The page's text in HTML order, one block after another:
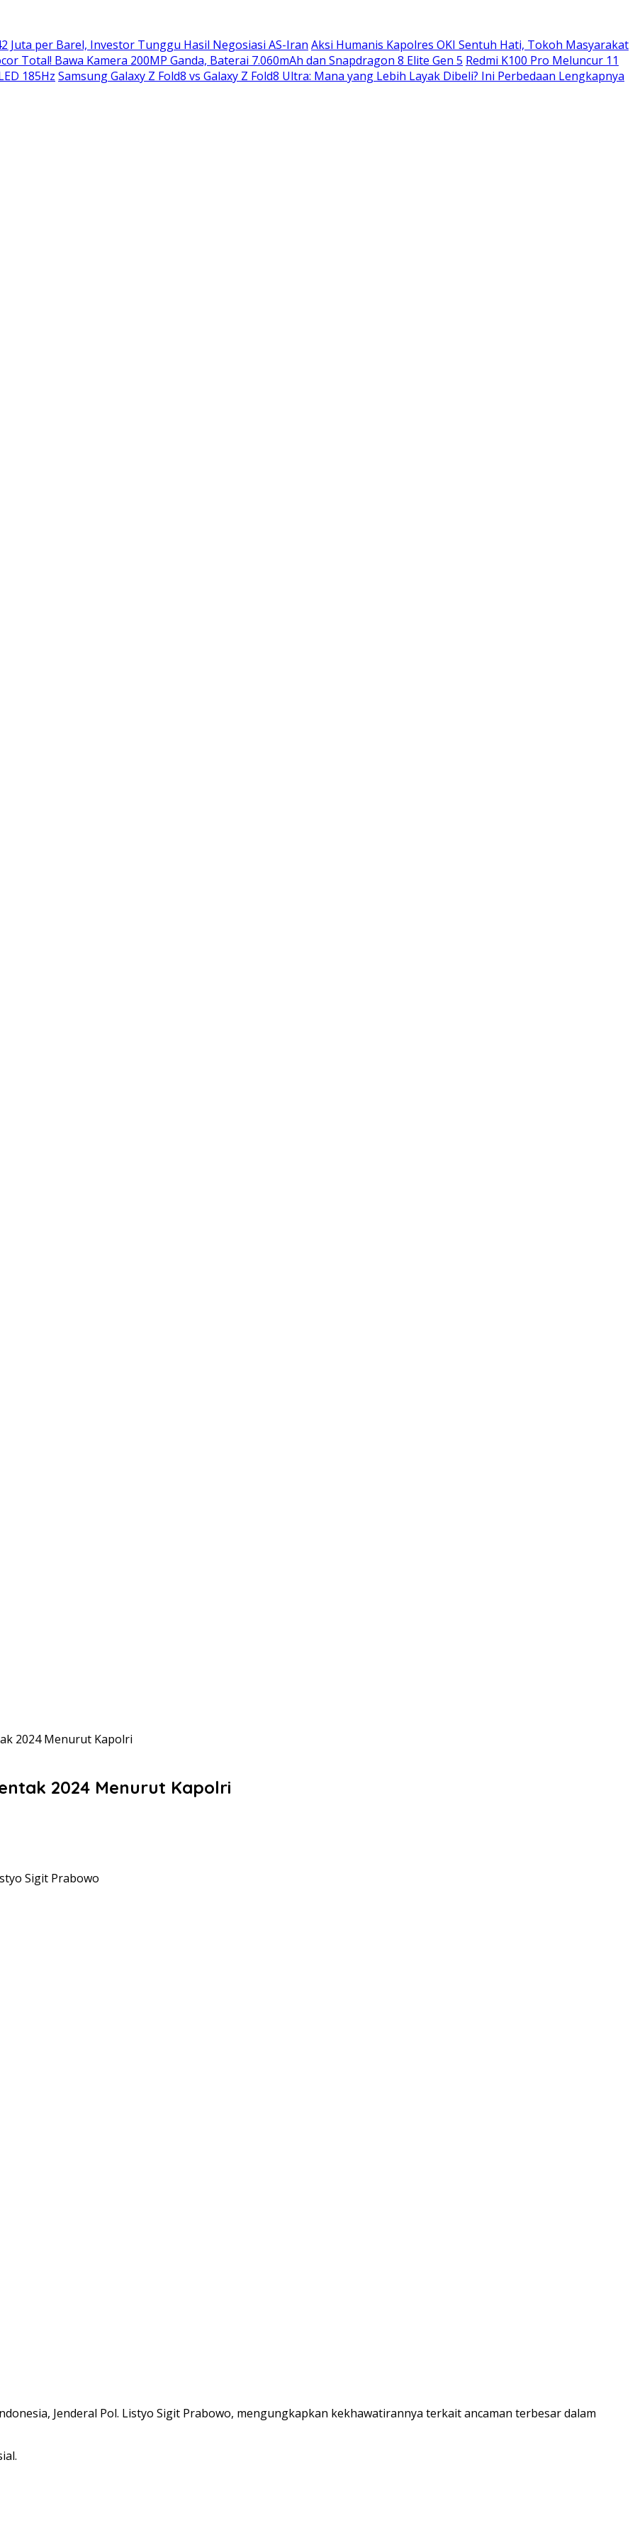
Juta per Barel, Investor Tunggu Hasil Negosiasi AS-Iran Aksi Humanis Kapolres OKI Sentuh Hati, Tokoh Masyarakat
Total! Bawa Kamera 200MP Ganda, Baterai 7.060mAh dan Snapdragon 8 Elite Gen 5 Redmi K100 Pro Meluncur 11
185Hz Samsung Galaxy Z Fold8 vs Galaxy Z Fold8 Ultra: Mana yang Lebih Layak Dibeli? Ini Perbedaan Lengkapnya
2024 Menurut Kapolri
2024 Menurut Kapolri
Sigit Prabowo
Jenderal Pol. Listyo Sigit Prabowo, mengungkapkan kekhawatirannya terkait ancaman terbesar dalam